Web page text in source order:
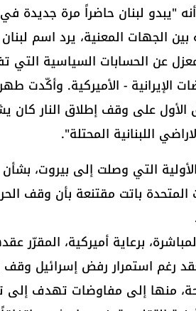
"يبدو لبنان حاضراً مرة جديدة
بين الجهات المعنية، يرد اسم
عن الحسابات السياسية التي
الإيرانية - الأميركية. وأكّدت
على وقف إطلاق النار كان
اللبنانية المحتلة".
التي وصلت إلى بيروت،
باتت مقتنعة بأن وقف
برعاية أميركية، المقرّر
في واشنطن يومَي 14 و15 أيار، تُعقد رغم استمرار رفض
منها إلى مفاوضات تهدف إلى